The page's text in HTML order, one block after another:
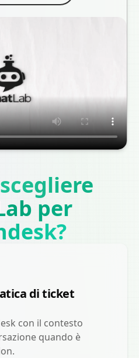
scegliere
per
di ticket
con il contesto
quando è